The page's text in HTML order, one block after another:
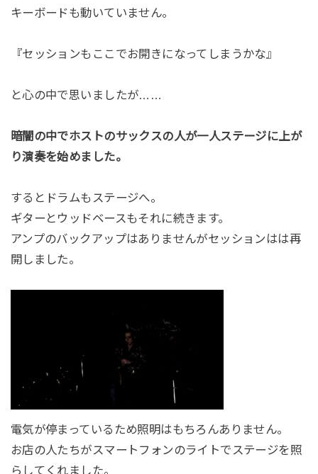
キーボードも動いていません。
『セッションもここでお開きになってしまうかな』
と心の中で思いましたが……
暗闇の中でホストのサックスの人が一人ステージに上が
り演奏を始めました。
するとドラムもステージへ。
ギターとウッドベースもそれに続きます。
アンプのバックアップはありませんがセッションはは再
開しました。
電気が停まっているため照明はもちろんありません。
お店の人たちがスマートフォンのライトでステージを照
らしてくれました。